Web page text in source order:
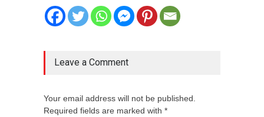
Leave a Comment
Your email address will not be published.
Required fields are marked with *